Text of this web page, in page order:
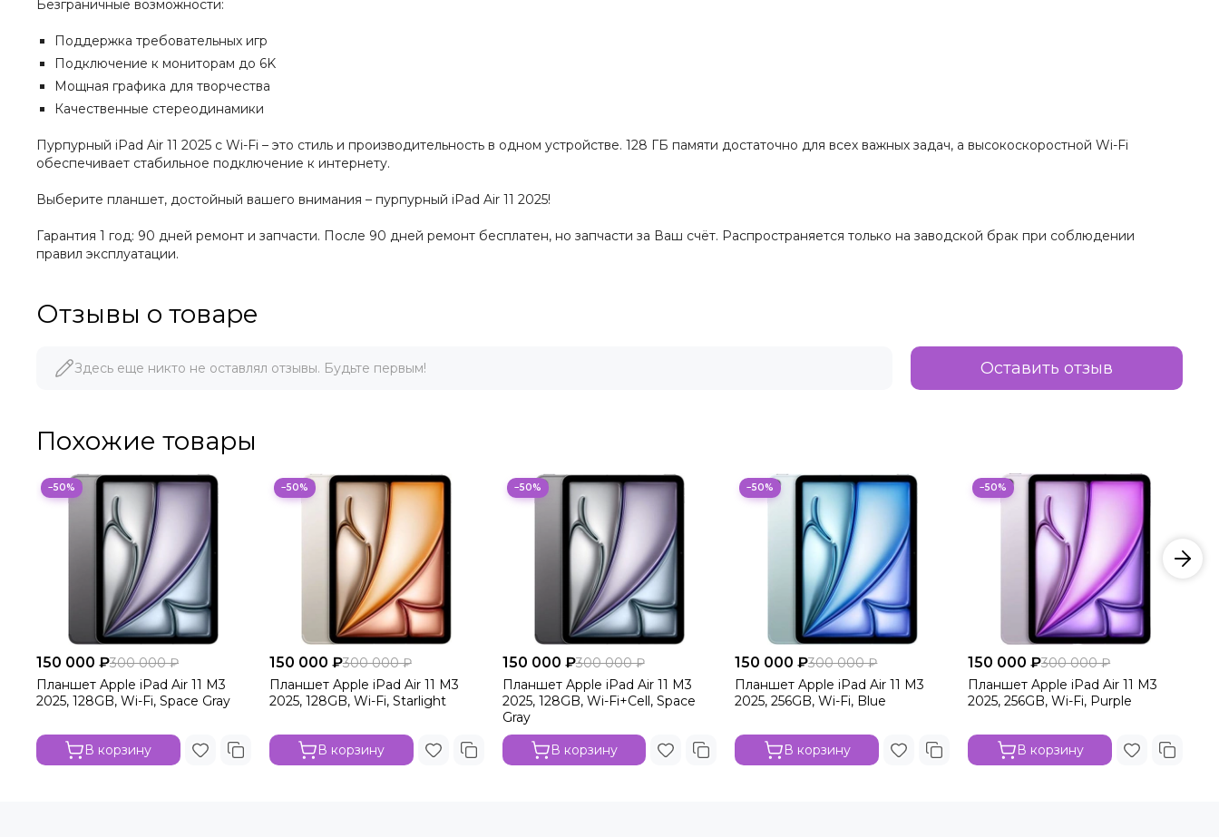
Безграничные возможности:
Поддержка требовательных игр
Подключение к мониторам до 6K
Мощная графика для творчества
Качественные стереодинамики
Пурпурный iPad Air 11 2025 с Wi-Fi – это стиль и производительность в одном устройстве. 128 ГБ памяти достаточно для всех важных задач, а высокоскоростной Wi-Fi
обеспечивает стабильное подключение к интернету.
Выберите планшет, достойный вашего внимания – пурпурный iPad Air 11 2025!
Гарантия 1 год: 90 дней ремонт и запчасти. После 90 дней ремонт бесплатен, но запчасти за Ваш счёт. Распространяется только на заводской брак при соблюдении
правил эксплуатации.
Отзывы о товаре
Здесь еще никто не оставлял отзывы. Будьте первым! Оставить отзыв
Похожие товары
−50%
150 000 ₽300 000 ₽
Планшет Apple iPad Air 11 M3
2025, 128GB, Wi-Fi, Space Gray
В корзину
−50%
150 000 ₽300 000 ₽
Планшет Apple iPad Air 11 M3
2025, 128GB, Wi-Fi, Starlight
В корзину
−50%
150 000 ₽300 000 ₽
Планшет Apple iPad Air 11 M3
2025, 128GB, Wi-Fi+Cell, Space
Gray
В корзину
−50%
150 000 ₽300 000 ₽
Планшет Apple iPad Air 11 M3
2025, 256GB, Wi-Fi, Blue
В корзину
−50%
150 000 ₽300 000 ₽
Планшет Apple iPad Air 11 M3
2025, 256GB, Wi-Fi, Purple
В корзину